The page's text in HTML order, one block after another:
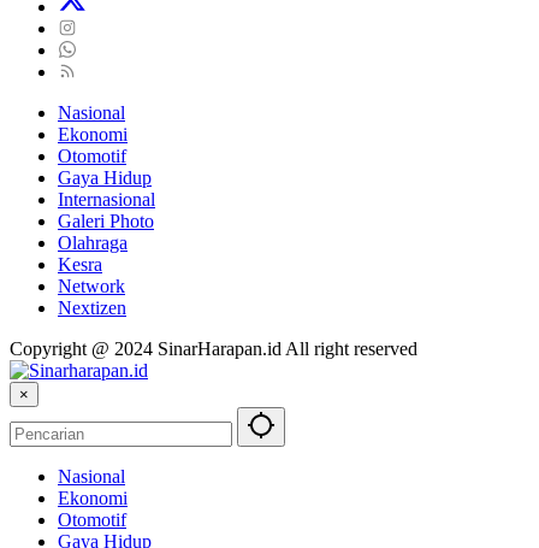
Nasional
Ekonomi
Otomotif
Gaya Hidup
Internasional
Galeri Photo
Olahraga
Kesra
Network
Nextizen
Copyright @ 2024 SinarHarapan.id All right reserved
×
Nasional
Ekonomi
Otomotif
Gaya Hidup